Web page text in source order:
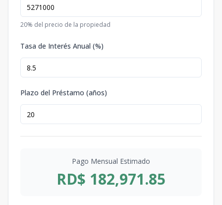
20% del precio de la propiedad
Tasa de Interés Anual (%)
Plazo del Préstamo (años)
Pago Mensual Estimado
RD$ 182,971.85